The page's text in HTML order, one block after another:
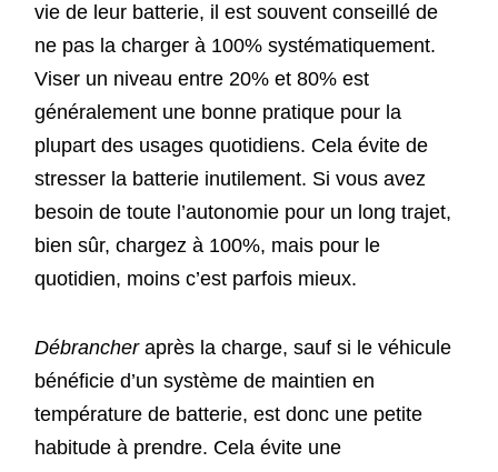
vie de leur batterie, il est souvent conseillé de
ne pas la charger à 100% systématiquement.
Viser un niveau entre 20% et 80% est
généralement une bonne pratique pour la
plupart des usages quotidiens. Cela évite de
stresser la batterie inutilement. Si vous avez
besoin de toute l’autonomie pour un long trajet,
bien sûr, chargez à 100%, mais pour le
quotidien, moins c’est parfois mieux.
Débrancheraprès la charge, sauf si le véhicule
bénéficie d’un système de maintien en
température de batterie, est donc une petite
habitude à prendre. Cela évite une